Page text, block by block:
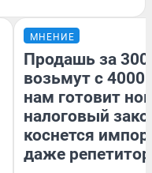
МНЕНИЕ
Продашь за
возьмут с
нам готовит
налоговый
коснется
даже